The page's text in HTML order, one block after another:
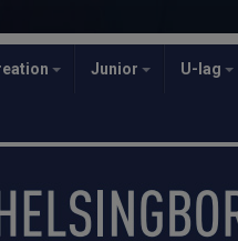
Junior U-lag